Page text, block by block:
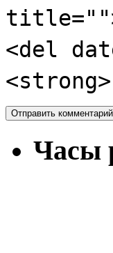
<del
<strong>
Часы